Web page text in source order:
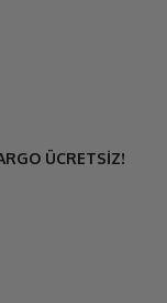
ÜCRETSİZ!